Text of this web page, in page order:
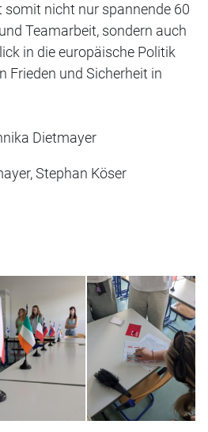
somit nicht nur spannende 60
Teamarbeit, sondern auch
in die europäische Politik
Frieden und Sicherheit in
Dietmayer
Stephan Köser